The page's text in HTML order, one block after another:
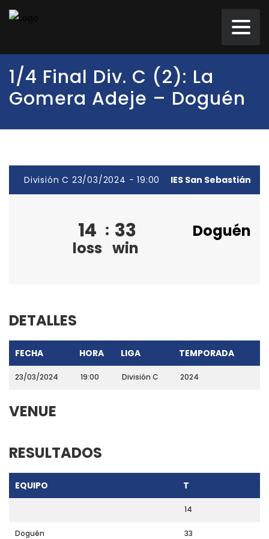
1/4 Final Div. C (2): La
Gomera Adeje – Doguén
División C 23/03/2024 - 19:00 IES San Sebastián
14
loss
: 33
win
Doguén
DETALLES
FECHA HORA LIGA TEMPORADA
23/03/2024 19:00 División C 2024
VENUE
RESULTADOS
EQUIPO T
14
Doguén 33